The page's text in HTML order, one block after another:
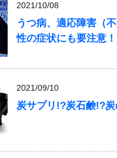
2021/10/08
うつ病、適応障害（
性の症状にも要注意！
2021/09/10
炭サプリ!?炭石鹸!?炭